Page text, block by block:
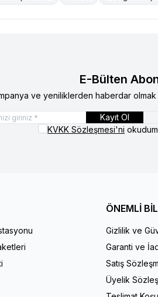
E-Bülten
ve yeniliklerden haberdar
Kayıt Ol
KVKK Sözleşmesi'ni
ÖNEMLİ
Gizlilik ve
Garanti ve
Satış
Üyelik